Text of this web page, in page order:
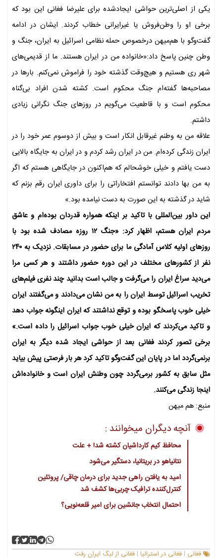
یکی از اصلی‌ترین حواشی ایجادشده برای علیرضا فغانی این بود که
برخی او را وطن‌فروش یا غیرایرانی خطاب کردند. ایشان در ادامه
گفت‌وگو با هم‌میهن درخصوص حمله نظامی اسرائیل به ایران، جنگ و
وطن چنین پاسخ داد:«خانواده من در ایران هستند. ما از قدیمی‌های
شهر ری هستیم و هیچ‌وقت گذشته خود را فراموش نمی‌کنم. بارها در
مصاحبه‌ها گفته‌ام جنگ محکوم است. کشته شدن افراد بی‌گناه
محکوم است و با قاطعیت می‌گویم در روزهای جنگ نگرانی زیادی
داشتم.
علاقه من به وطنم غیرقابل انکار است و بیش از دوسوم عمر خود را در
ایران زندگی کرده‌ام. من در ایران رشد کردم و در ایران به جایگاه بالایی
دست یافتم و خیلی خوشحالم که هم‌اکنون در جایگاهی هستم که اگر
به من بها دادند توانستم افتخاراتی را برای داوری ایران رقم بزنم که
شاید در گذشته به این صورت به دست نیامده بود.»
این داور بین‌المللی با تاکید بر اینکه همواره قدردان بوده‌ام و عاشق
مردم ایران هستم، اظهار کرد: «جنگ ۱۲ روزه مصادف شده بود با
روزهای اولیه کلاس آمادگی ما برای حضور در مسابقات. نزدیک به ۲۴۰
نفر از کشورهای مختلف در این دوره حضور داشتند و هر کسی مرا
می‌دید سراغ ایران را می‌گرفت و جالب است بدانید چند نفری فیلم‌های
تخریب اسرائیل توسط ایران را به من نشان می‌دادند و می‌گفتند ایران
خیلی خوب پاسخگو بوده و توقع نداشتند که ایران اینگونه جواب دهد
و تاکید می‌کردند که ایران خیلی خوب جواب اسرائیل را داده است.»
برخی تصور کردند فغانی بعد از حواشی ایجاد شده دیگر به ایران
برنمی‌گردد اما در پایان این گفت‌وگو تاکید کرد هر بار فرصتی پیش بیاید
مثل سابق به کشور برمی‌گردد چون وطنش ایران است و خانواده‌اش
اینجا زندگی می‌کنند.
منبع: هم میهن
آنچه دیگران میخوانند :
محافظ کیم کارداشیان کشته شد! + علت
نتانیاهو در بریتانیا، دستگیر می‌شود
امید به یافتن راهی جدید برای درمان چاقی/ پروتئین
کنترل‌کننده ترافیک چربی‌ها کشف شد
احتمال انتخاب جانشین برای امیر قلعه‌نویی؟
فغانی | فغانی در استرالیا | فغانی از لیگ ایران رفت